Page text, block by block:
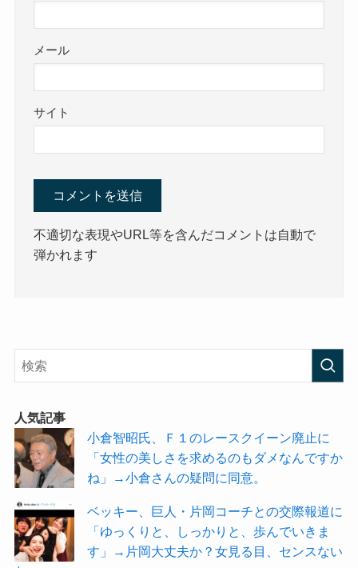
メール
サイト
不適切な表現やURL等を含んだコメントは自動で
弾かれます
人気記事
小倉智昭氏、Ｆ１のレースクイーン廃止に
「女性の美しさを求めるのもダメなんですか
ね」→小倉さんの疑問に同意。
ベッキー、巨人・片岡コーチとの交際報道に
「ゆっくりと、しっかりと、歩んでいきま
す」→片岡大丈夫か？女見る目、センスない